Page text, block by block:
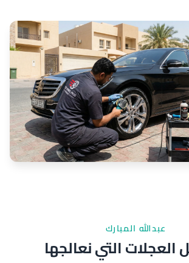
عبدالله المبارك
التي نعالجها